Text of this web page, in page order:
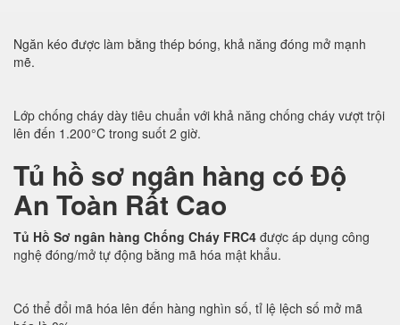
Ngăn kéo được làm bằng thép bóng, khả năng đóng mở mạnh
mẽ.
Lớp chống cháy dày tiêu chuẩn với khả năng chống cháy vượt trội
lên đến 1.200°C trong suốt 2 giờ.
Tủ hồ sơ ngân hàng có Độ
An Toàn Rất Cao
Tủ Hồ Sơ ngân hàng Chống Cháy FRC4 được áp dụng công
nghệ đóng/mở tự động bằng mã hóa mật khẩu.
Có thể đổi mã hóa lên đến hàng nghìn số, tỉ lệ lệch số mở mã